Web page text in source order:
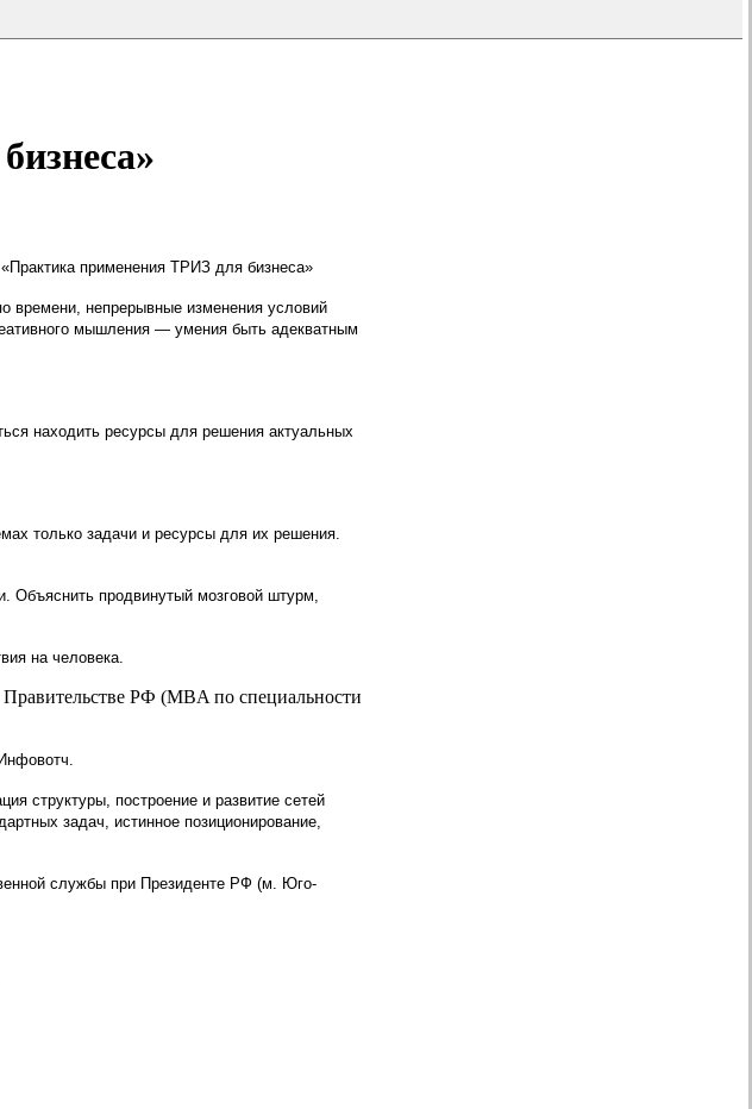
применения ТРИЗ для бизнеса»
времени, непрерывные изменения условий
мышления — умения быть адекватным
находить ресурсы для решения актуальных
только задачи и ресурсы для их решения.
Объяснить продвинутый мозговой штурм,
на человека.
РФ (MBA по специальности
структуры, построение и развитие сетей
задач, истинное позиционирование,
службы при Президенте РФ (м. Юго-